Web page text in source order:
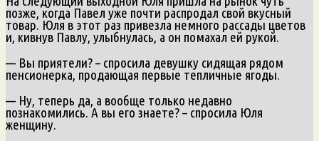
позже, когда Павел уже почти распродал свой вкусный
товар. Юля в этот раз привезла немного рассады цветов
и, кивнув Павлу, улыбнулась, а он помахал ей рукой.
— Вы приятели? – спросила девушку сидящая рядом
пенсионерка, продающая первые тепличные ягоды.
— Ну, теперь да, а вообще только недавно
познакомились. А вы его знаете? – спросила Юля
женщину.